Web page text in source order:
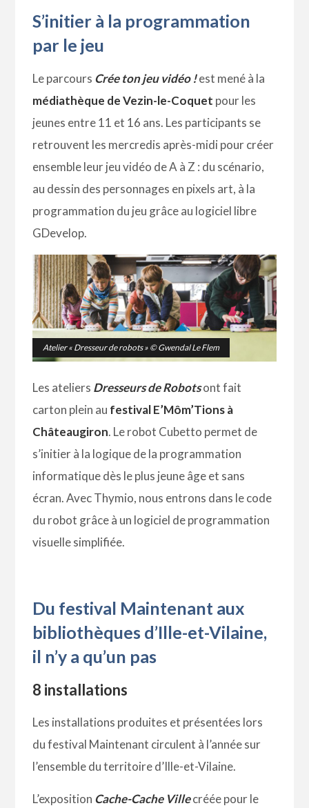
S’initier à la programmation
par le jeu
Le parcours Crée ton jeu vidéo !est mené à la
médiathèque de Vezin-le-Coquet pour les
jeunes entre 11 et 16 ans. Les participants se
retrouvent les mercredis après-midi pour créer
ensemble leur jeu vidéo de A à Z : du scénario,
au dessin des personnages en pixels art, à la
programmation du jeu grâce au logiciel libre
GDevelop.
Atelier « Dresseur de robots » © Gwendal Le Flem
Les ateliers Dresseurs de Robotsont fait
carton plein au festival E’Môm’Tions à
Châteaugiron. Le robot Cubetto permet de
s’initier à la logique de la programmation
informatique dès le plus jeune âge et sans
écran. Avec Thymio, nous entrons dans le code
du robot grâce à un logiciel de programmation
visuelle simplifiée.
Du festival Maintenant aux
bibliothèques d’Ille-et-Vilaine,
il n’y a qu’un pas
8 installations
Les installations produites et présentées lors
du festival Maintenant circulent à l’année sur
l’ensemble du territoire d’Ille-et-Vilaine.
L’exposition Cache-Cache Villecréée pour le